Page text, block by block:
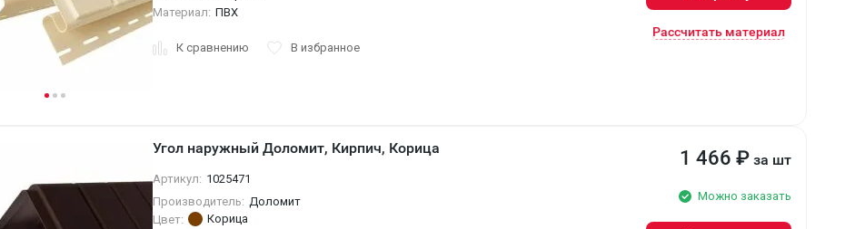
Материал: ПВХ
К сравнению В избранное
Рассчитать материал
Угол наружный Доломит, Кирпич, Корица
Артикул: 1025471
Производитель: Доломит
Цвет:
Корица
1 466 ₽ за шт
Можно заказать